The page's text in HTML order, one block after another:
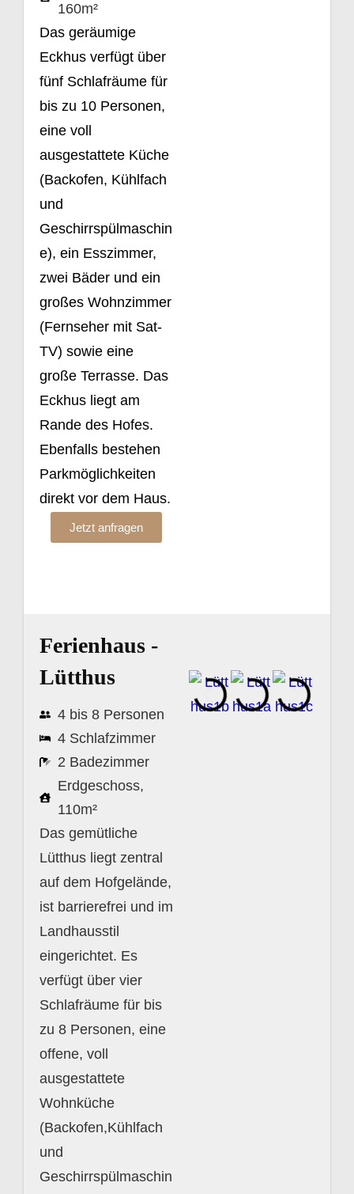
160m²
Das geräumige
Eckhus verfügt über
fünf Schlafräume für
bis zu 10 Personen,
eine voll
ausgestattete Küche
(Backofen, Kühlfach
und
Geschirrspülmaschin
e), ein Esszimmer,
zwei Bäder und ein
großes Wohnzimmer
(Fernseher mit Sat-
TV) sowie eine
große Terrasse. Das
Eckhus liegt am
Rande des Hofes.
Ebenfalls bestehen
Parkmöglichkeiten
direkt vor dem Haus.
Jetzt anfragen
Ferienhaus -
Lütthus
4 bis 8 Personen
4 Schlafzimmer
2 Badezimmer
Erdgeschoss,
110m²
Das gemütliche
Lütthus liegt zentral
auf dem Hofgelände,
ist barrierefrei und im
Landhausstil
eingerichtet. Es
verfügt über vier
Schlafräume für bis
zu 8 Personen, eine
offene, voll
ausgestattete
Wohnküche
(Backofen,Kühlfach
und
Geschirrspülmaschin